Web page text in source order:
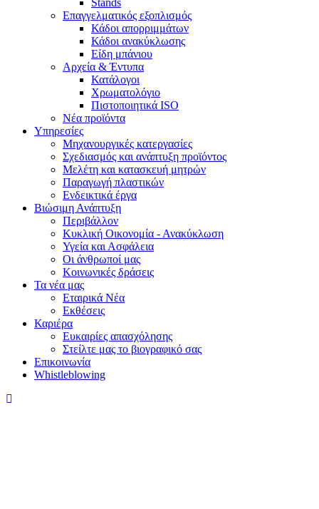
Stands
Επαγγελματικός εξοπλισμός
Κάδοι απορριμμάτων
Κάδοι ανακύκλωσης
Είδη μπάνιου
Αρχεία & Έντυπα
Κατάλογοι
Χρωματολόγιο
Πιστοποιητικά ISO
Νέα προϊόντα
Υπηρεσίες
Μηχανουργικές κατεργασίες
Σχεδιασμός και ανάπτυξη προϊόντος
Μελέτη και κατασκευή μητρών
Παραγωγή πλαστικών
Ενδεικτικά έργα
Βιώσιμη Ανάπτυξη
Περιβάλλον
Κυκλική Οικονομία - Ανακύκλωση
Υγεία και Ασφάλεια
Οι άνθρωποί μας
Κοινωνικές δράσεις
Τα νέα μας
Εταιρικά Νέα
Εκθέσεις
Καριέρα
Ευκαιρίες απασχόλησης
Στείλτε μας το βιογραφικό σας
Επικοινωνία
Whistleblowing